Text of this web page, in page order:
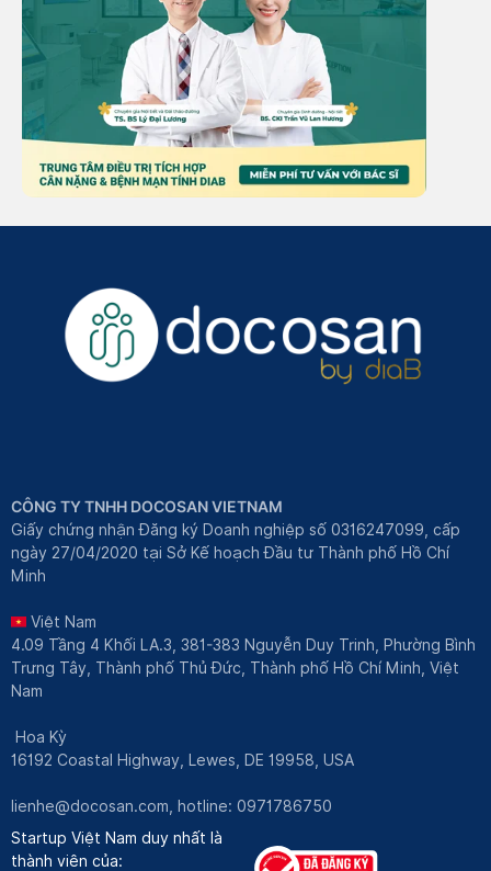
CÔNG TY TNHH DOCOSAN VIETNAM
Giấy chứng nhận Đăng ký Doanh nghiệp số 0316247099, cấp
ngày 27/04/2020 tại Sở Kế hoạch Đầu tư Thành phố Hồ Chí
Minh
Việt Nam
4.09 Tầng 4 Khối LA.3, 381-383 Nguyễn Duy Trinh, Phường Bình
Trưng Tây, Thành phố Thủ Đức, Thành phố Hồ Chí Minh, Việt
Nam
Hoa Kỳ
16192 Coastal Highway, Lewes, DE 19958, USA
lienhe@docosan.com , hotline: 0971786750
Startup Việt Nam duy nhất là
thành viên của: